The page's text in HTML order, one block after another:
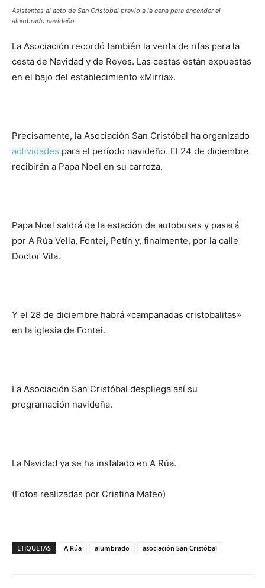
Asistentes al acto de San Cristóbal previo a la cena para encender el
alumbrado navideño
La Asociación recordó también la venta de rifas para la
cesta de Navidad y de Reyes. Las cestas están expuestas
en el bajo del establecimiento «Mirria».
Precisamente, la Asociación San Cristóbal ha organizado
actividades para el período navideño. El 24 de diciembre
recibirán a Papa Noel en su carroza.
Papa Noel saldrá de la estación de autobuses y pasará
por A Rúa Vella, Fontei, Petín y, finalmente, por la calle
Doctor Vila.
Y el 28 de diciembre habrá «campanadas cristobalitas»
en la iglesia de Fontei.
La Asociación San Cristóbal despliega así su
programación navideña.
La Navidad ya se ha instalado en A Rúa.
(Fotos realizadas por Cristina Mateo)
ETIQUETAS A Rúa alumbrado asociación San Cristóbal